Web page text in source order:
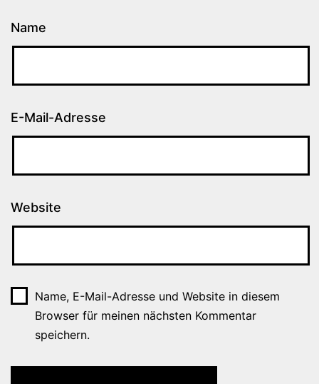
Name
E-Mail-Adresse
Website
Name, E-Mail-Adresse und Website in diesem
Browser für meinen nächsten Kommentar
speichern.